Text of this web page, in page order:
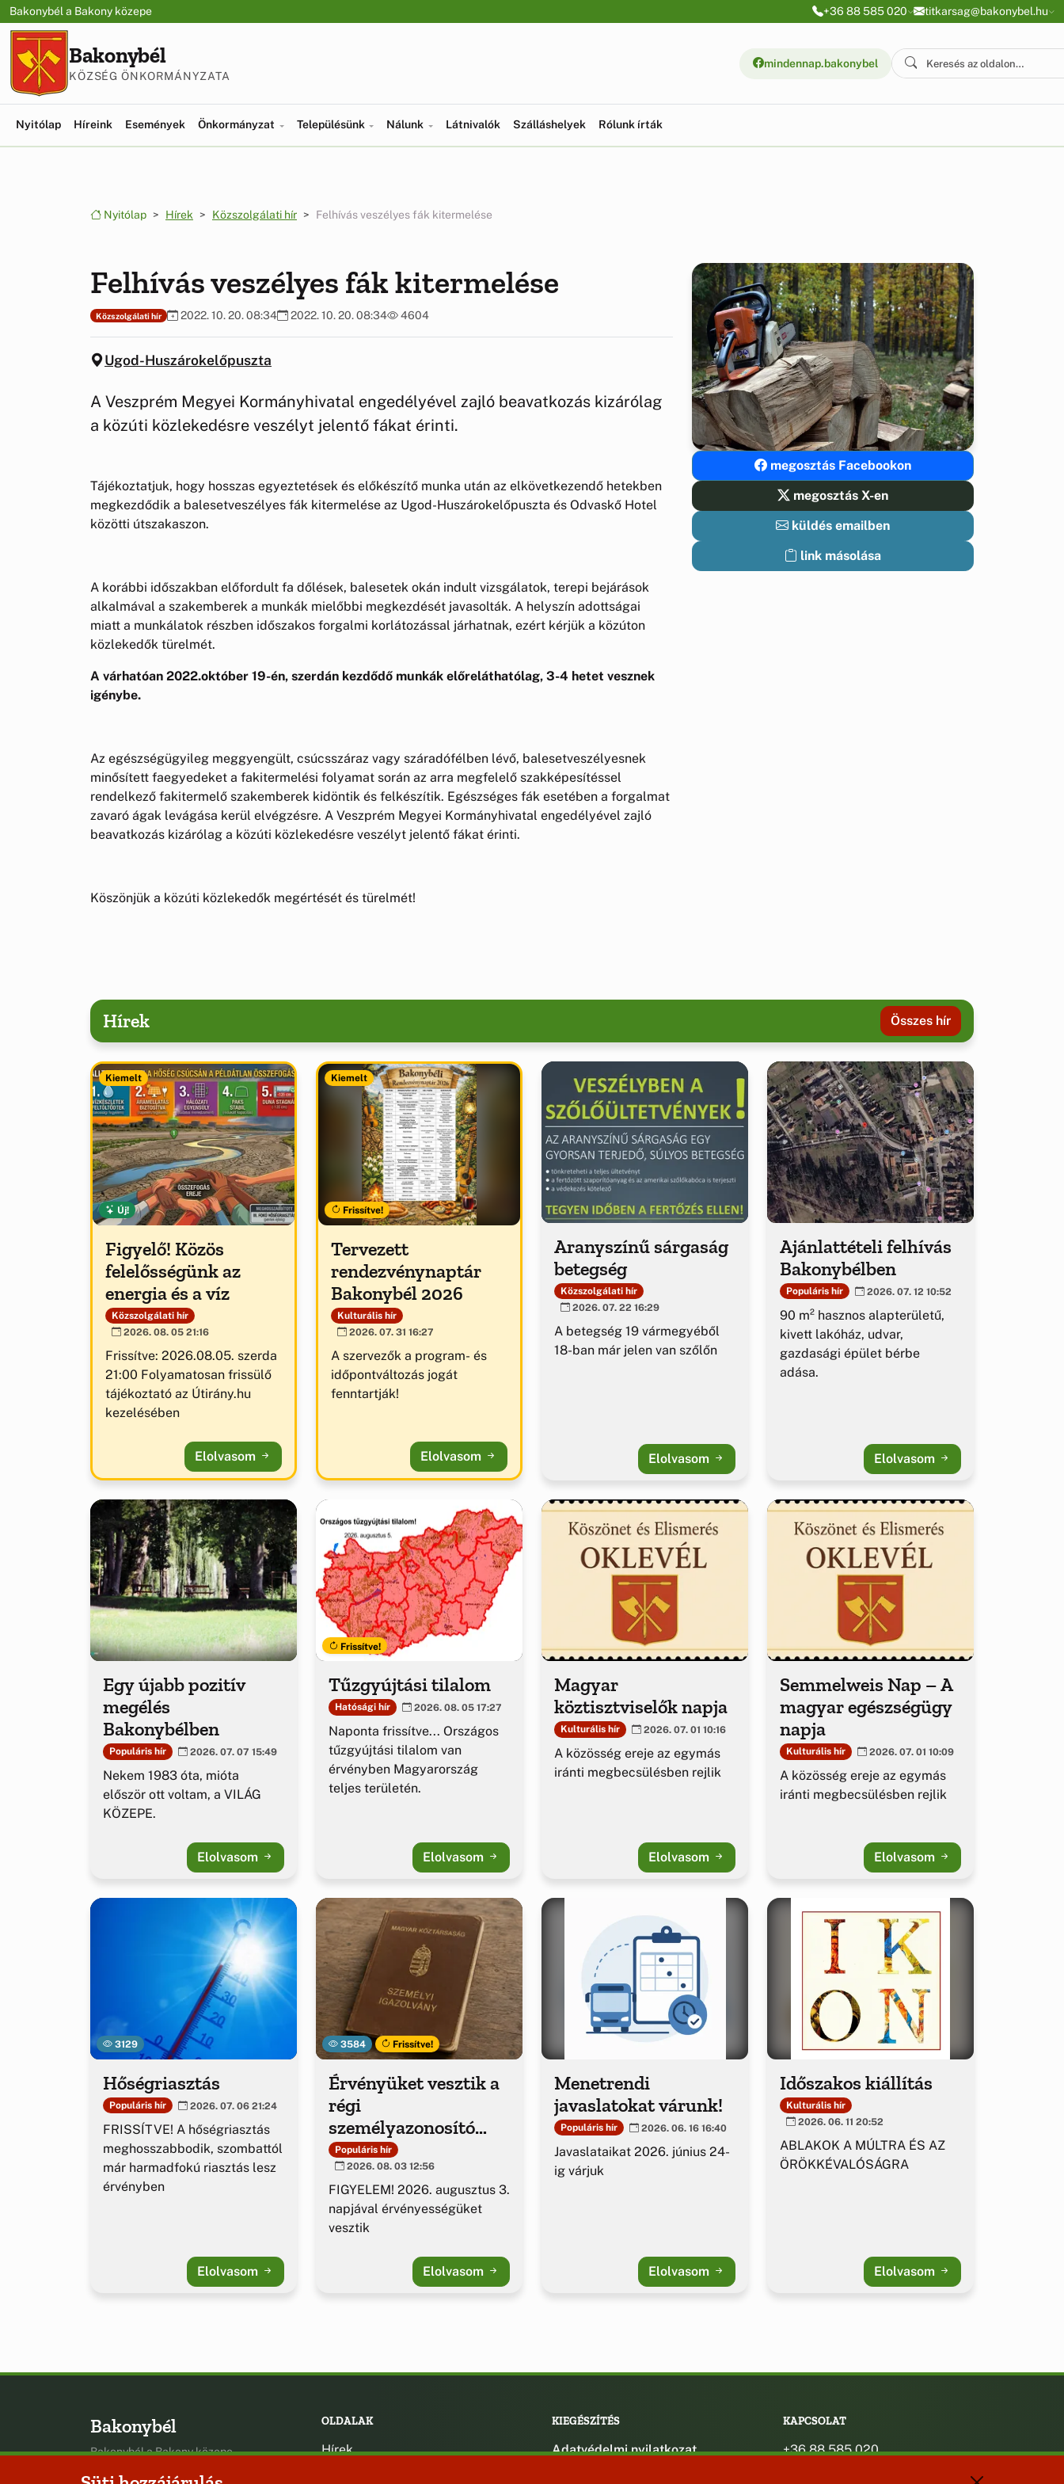
Ugrás a menüre
Ugrás a tartalomra
Bakonybél a Bakony közepe +36 88 585 020 titkarsag@bakonybel.hu
Bakonybél
KÖZSÉG ÖNKORMÁNYZATA
mindennap.bakonybel
Nyitólap Híreink Események Önkormányzat Településünk Nálunk Látnivalók Szálláshelyek Rólunk írták
Nyitólap Hírek Közszolgálati hír Felhívás veszélyes fák kitermelése
Felhívás veszélyes fák kitermelése
Közszolgálati hír 2022. 10. 20. 08:34 2022. 10. 20. 08:34 4604
Ugod-Huszárokelőpuszta
A Veszprém Megyei Kormányhivatal engedélyével zajló beavatkozás kizárólag
a közúti közlekedésre veszélyt jelentő fákat érinti.
Tájékoztatjuk, hogy hosszas egyeztetések és előkészítő munka után az elkövetkezendő hetekben
megkezdődik a balesetveszélyes fák kitermelése az Ugod-Huszárokelőpuszta és Odvaskő Hotel
közötti útszakaszon.
A korábbi időszakban előfordult fa dőlések, balesetek okán indult vizsgálatok, terepi bejárások
alkalmával a szakemberek a munkák mielőbbi megkezdését javasolták. A helyszín adottságai
miatt a munkálatok részben időszakos forgalmi korlátozással járhatnak, ezért kérjük a közúton
közlekedők türelmét.
A várhatóan 2022.október 19-én, szerdán kezdődő munkák előreláthatólag, 3-4 hetet vesznek
igénybe.
Az egészségügyileg meggyengült, csúcsszáraz vagy száradófélben lévő, balesetveszélyesnek
minősített faegyedeket a fakitermelési folyamat során az arra megfelelő szakképesítéssel
rendelkező fakitermelő szakemberek kidöntik és felkészítik. Egészséges fák esetében a forgalmat
zavaró ágak levágása kerül elvégzésre. A Veszprém Megyei Kormányhivatal engedélyével zajló
beavatkozás kizárólag a közúti közlekedésre veszélyt jelentő fákat érinti.
Köszönjük a közúti közlekedők megértését és türelmét!
megosztás Facebookon
megosztás X-en
küldés emailben
link másolása
Hírek Összes hír
Kiemelt
Új!
Figyelő! Közös
felelősségünk az
energia és a víz
Közszolgálati hír
2026. 08. 05 21:16
Frissítve: 2026.08.05. szerda
21:00 Folyamatosan frissülő
tájékoztató az Útirány.hu
kezelésében
Elolvasom
Kiemelt
Frissítve!
Tervezett
rendezvénynaptár
Bakonybél 2026
Kulturális hír
2026. 07. 31 16:27
A szervezők a program- és
időpontváltozás jogát
fenntartják!
Elolvasom
Aranyszínű sárgaság
betegség
Közszolgálati hír
2026. 07. 22 16:29
A betegség 19 vármegyéből
18-ban már jelen van szőlőn
Elolvasom
Ajánlattételi felhívás
Bakonybélben
Populáris hír 2026. 07. 12 10:52
90 m² hasznos alapterületű,
kivett lakóház, udvar,
gazdasági épület bérbe
adása.
Elolvasom
Egy újabb pozitív
megélés
Bakonybélben
Populáris hír 2026. 07. 07 15:49
Nekem 1983 óta, mióta
először ott voltam, a VILÁG
KÖZEPE.
Elolvasom
Frissítve!
Tűzgyújtási tilalom
Hatósági hír 2026. 08. 05 17:27
Naponta frissítve... Országos
tűzgyújtási tilalom van
érvényben Magyarország
teljes területén.
Elolvasom
Magyar
köztisztviselők napja
Kulturális hír 2026. 07. 01 10:16
A közösség ereje az egymás
iránti megbecsülésben rejlik
Elolvasom
Semmelweis Nap – A
magyar egészségügy
napja
Kulturális hír 2026. 07. 01 10:09
A közösség ereje az egymás
iránti megbecsülésben rejlik
Elolvasom
3129
Hőségriasztás
Populáris hír 2026. 07. 06 21:24
FRISSÍTVE! A hőségriasztás
meghosszabbodik, szombattól
már harmadfokú riasztás lesz
érvényben
Elolvasom
3584 Frissítve!
Érvényüket vesztik a
régi
személyazonosító
igazolványok
Populáris hír
2026. 08. 03 12:56
FIGYELEM! 2026. augusztus 3.
napjával érvényességüket
vesztik
Elolvasom
Menetrendi
javaslatokat várunk!
Populáris hír 2026. 06. 16 16:40
Javaslataikat 2026. június 24-
ig várjuk
Elolvasom
Időszakos kiállítás
Kulturális hír
2026. 06. 11 20:52
ABLAKOK A MÚLTRA ÉS AZ
ÖRÖKKÉVALÓSÁGRA
Elolvasom
Bakonybél
Bakonybél a Bakony közepe
OLDALAK
Hírek
KIEGÉSZÍTÉS
Adatvédelmi nyilatkozat
KAPCSOLAT
+36 88 585 020